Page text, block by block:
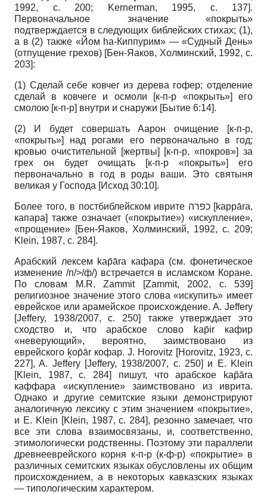
1992, с. 200; Kernerman, 1995, с. 137].
Первоначальное значение «покрыть»
подтверждается в следующих библейских стихах; (1),
а в (2) также «Йом hа-Киппурим» — «Судный День»
(отпущение грехов) [Бен-Яаков, Холминский, 1992, с.
203]:
(1) Сделай себе ковчег из дерева гофер; отделение
сделай в ковчеге и осмоли [к-п-р «покрыть»] его
смолою [к-п-р] внутри и снаружи [Бытие 6:14].
(2) И будет совершать Аарон очищение [к-п-р,
«покрыть»] над рогами его первоначально в год;
кровью очистительной [жертвы] [к-п-р, «покров»] за
грех он будет очищать [к-п-р «покрыть»] его
первоначально в год в роды ваши. Это святыня
великая у Господа [Исход 30:10].
Более того, в постбиблейском иврите כפרה [kappārа,
капара] также означает («покрытие») «искупление»,
«прощение» [Бен-Яаков, Холминский, 1992, с. 209;
Klein, 1987, с. 284].
Арабский лексем kap̄āra кафара (см. фонетическое
изменение /п/>/ф/) встречается в исламском Коране.
По словам M.R. Zammit [Zammit, 2002, с. 539]
религиозное значение этого слова «искупить» имеет
еврейское или арамейское происхождение. A. Jeffery
[Jeffery, 1938/2007, с. 250] также утверждает это
сходство и, что арабское слово kap̄ir кафир
«неверующий», вероятно, заимствовано из
еврейского ḵop̄ār кофар. J. Horovitz [Horovitz, 1923, с.
227], A. Jeffery [Jeffery, 1938/2007, с. 250] и E. Klein
[Klein, 1987, с. 284] пишут, что арабское kap̄āra
каффара «искупление» заимствовано из иврита.
Однако и другие семитские языки демонстрируют
аналогичную лексику с этим значением «покрытие»,
и E. Klein [Klein, 1987, с. 284], резонно замечает, что
все эти слова взаимосвязаны, и, соответственно,
этимологически родственны. Поэтому эти параллели
древнееврейского корня к-п-р (к-ф-р) «покрытие» в
различных семитских языках обусловлены их общим
происхождением, а в некоторых кавказских языках
— типологическим характером.